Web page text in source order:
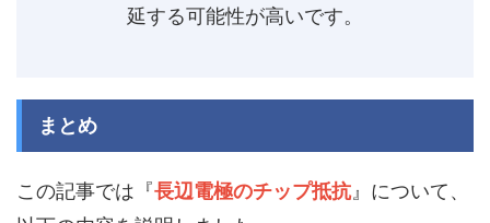
延する可能性が高いです。
まとめ
この記事では『長辺電極のチップ抵抗』について、